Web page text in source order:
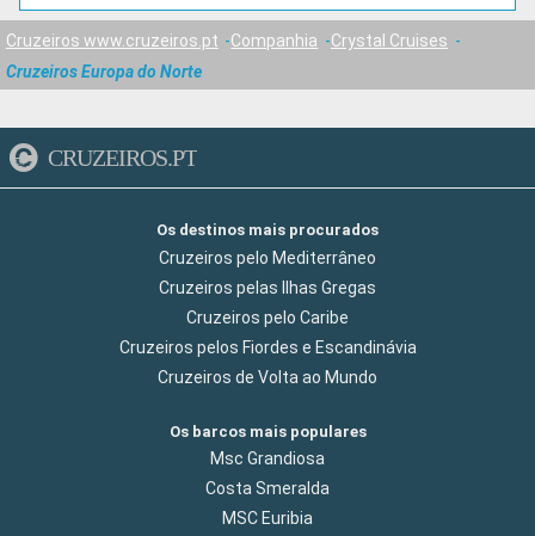
Cruzeiros www.cruzeiros.pt Companhia
Crystal Cruises
Cruzeiros Europa do Norte
CRUZEIROS.PT
Os destinos mais procurados
Cruzeiros pelo Mediterrâneo
Cruzeiros pelas Ilhas Gregas
Cruzeiros pelo Caribe
Cruzeiros pelos Fiordes e Escandinávia
Cruzeiros de Volta ao Mundo
Os barcos mais populares
Msc Grandiosa
Costa Smeralda
MSC Euribia